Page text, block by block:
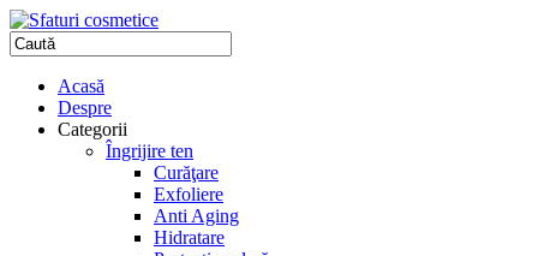
Acasă
Despre
Categorii
Îngrijire ten
Curăţare
Exfoliere
Anti Aging
Hidratare